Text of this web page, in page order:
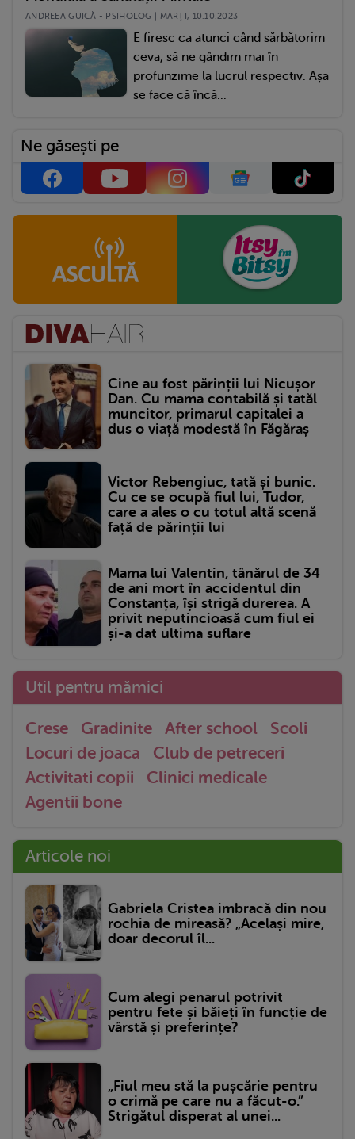
ANDREEA GUICĂ - PSIHOLOG | MARŢI, 10.10.2023
E firesc ca atunci când sărbătorim
ceva, să ne gândim mai în
profunzime la lucrul respectiv. Așa
se face că încă...
Ne găsești pe
Cine au fost părinții lui Nicușor
Dan. Cu mama contabilă și tatăl
muncitor, primarul capitalei a
dus o viață modestă în Făgăraș
Victor Rebengiuc, tată și bunic.
Cu ce se ocupă fiul lui, Tudor,
care a ales o cu totul altă scenă
față de părinții lui
Mama lui Valentin, tânărul de 34
de ani mort în accidentul din
Constanța, își strigă durerea. A
privit neputincioasă cum fiul ei
și-a dat ultima suflare
Util pentru mămici
Crese Gradinite After school
Scoli
Locuri de joaca
Club de petreceri
Activitati copii
Clinici medicale
Agentii bone
Articole noi
Gabriela Cristea imbracă din nou
rochia de mireasă? „Același mire,
doar decorul îl...
Cum alegi penarul potrivit
pentru fete și băieți în funcție de
vârstă și preferințe?
„Fiul meu stă la pușcărie pentru
o crimă pe care nu a făcut-o.”
Strigătul disperat al unei...